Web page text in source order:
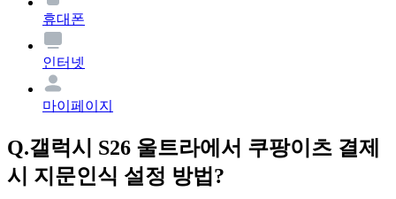
휴대폰
인터넷
마이페이지
Q.갤럭시 S26 울트라에서 쿠팡이츠 결제
시 지문인식 설정 방법?